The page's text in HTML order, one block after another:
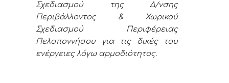
Σχεδιασμού της Δ/νσης
Περιβάλλοντος & Χωρικού
Σχεδιασμού Περιφέρειας
Πελοποννήσου για τις δικές του
ενέργειες λόγω αρμοδιότητος.